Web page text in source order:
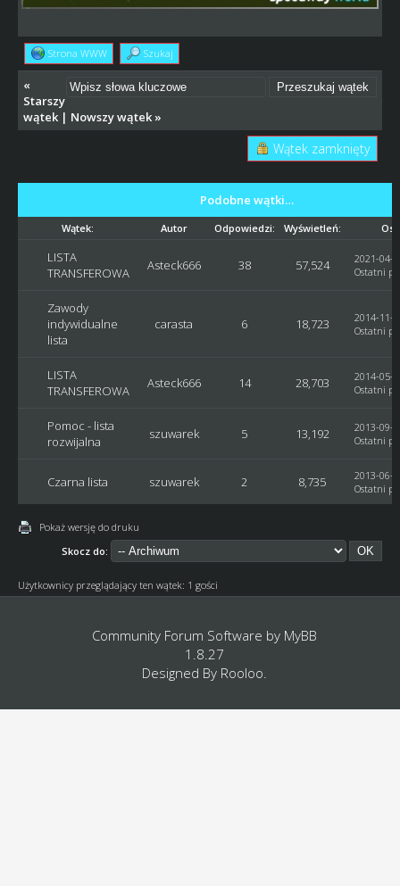
Strona WWW Szukaj
«
Starszy
wątek| Nowszy wątek»
Wątek zamknięty
Podobne wątki…
Wątek: Autor Odpowiedzi: Wyświetleń:
LISTA
TRANSFEROWA
Asteck666 38 57,524
2021-04-
Ostatni
Zawody
indywidualne
lista
carasta 6 18,723
2014-11-
Ostatni
LISTA
TRANSFEROWA
Asteck666 14 28,703
2014-05-
Ostatni
Pomoc - lista
rozwijalna
szuwarek 5 13,192
2013-09-
Ostatni
Czarna lista szuwarek 2 8,735
2013-06-
Ostatni
Pokaż wersję do druku
Skocz do:
Użytkownicy przeglądający ten wątek: 1 gości
Community Forum Software by MyBB
1.8.27
Designed By Rooloo.